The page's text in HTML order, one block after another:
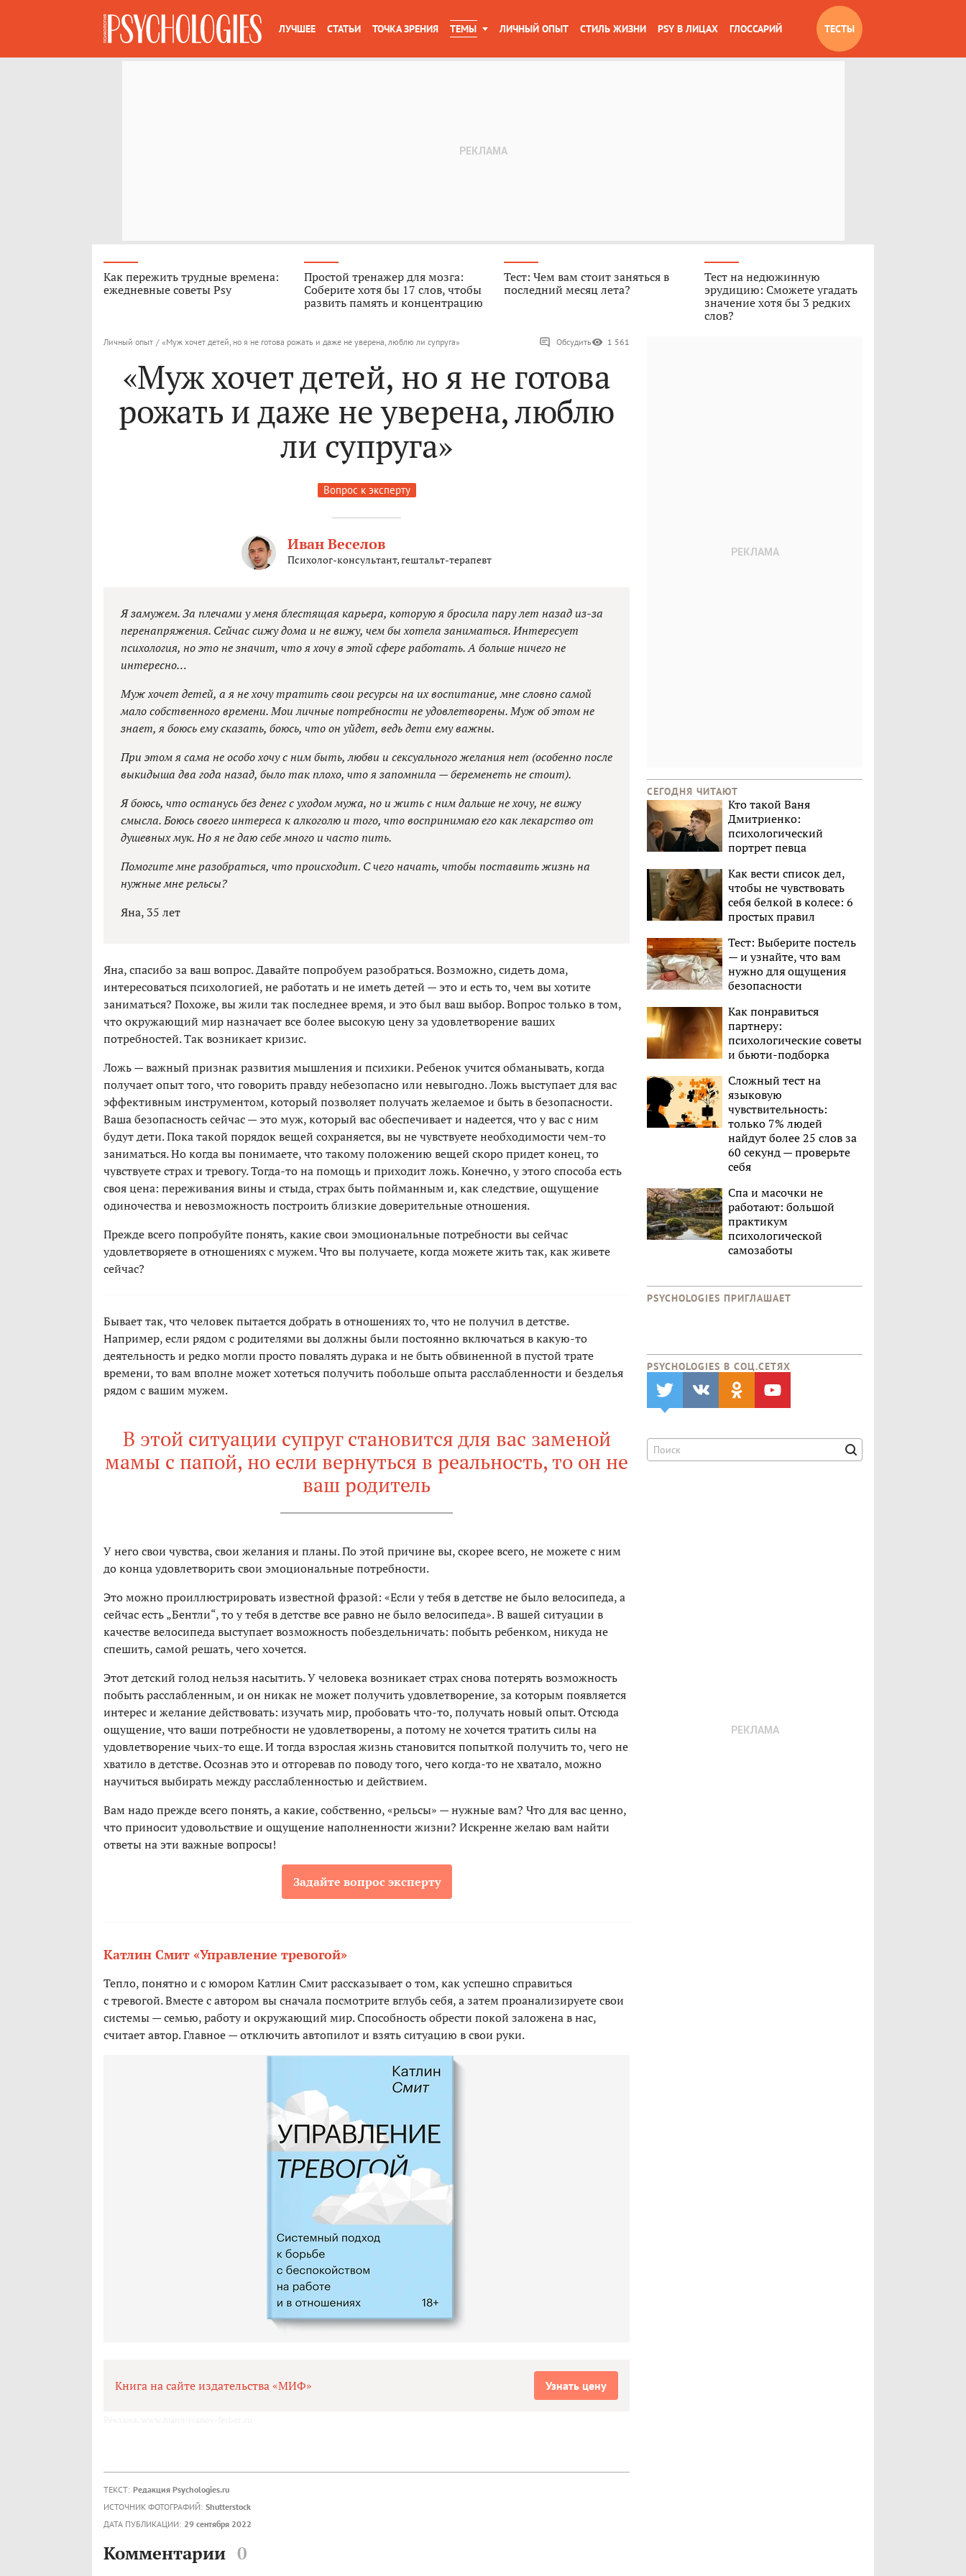
ЛУЧШЕЕ СТАТЬИ ТОЧКА ЗРЕНИЯ ТЕМЫ ЛИЧНЫЙ ОПЫТ СТИЛЬ ЖИЗНИ PSY В ЛИЦАХ ГЛОССАРИЙ ТЕСТЫ
Как пережить трудные времена:
ежедневные советы Psy
Простой тренажер для мозга:
Соберите хотя бы 17 слов, чтобы
развить память и концентрацию
Тест: Чем вам стоит заняться в
последний месяц лета?
Тест на недюжинную
эрудицию: Сможете угадать
значение хотя бы 3 редких
слов?
Личный опыт / «Муж хочет детей, но я не готова рожать и даже не уверена, люблю ли супруга» Обсудить 1 561
«Муж хочет детей, но я не готова
рожать и даже не уверена, люблю
ли супруга»
Вопрос к эксперту
Иван Веселов
Психолог-консультант, гештальт-терапевт
Я замужем. За плечами у меня блестящая карьера, которую я бросила пару лет назад из-за
перенапряжения. Сейчас сижу дома и не вижу, чем бы хотела заниматься. Интересует
психология, но это не значит, что я хочу в этой сфере работать. А больше ничего не
интересно…
Муж хочет детей, а я не хочу тратить свои ресурсы на их воспитание, мне словно самой
мало собственного времени. Мои личные потребности не удовлетворены. Муж об этом не
знает, я боюсь ему сказать, боюсь, что он уйдет, ведь дети ему важны.
При этом я сама не особо хочу с ним быть, любви и сексуального желания нет (особенно после
выкидыша два года назад, было так плохо, что я запомнила — беременеть не стоит).
Я боюсь, что останусь без денег с уходом мужа, но и жить с ним дальше не хочу, не вижу
смысла. Боюсь своего интереса к алкоголю и того, что воспринимаю его как лекарство от
душевных мук. Но я не даю себе много и часто пить.
Помогите мне разобраться, что происходит. С чего начать, чтобы поставить жизнь на
нужные мне рельсы?
Яна, 35 лет
Яна, спасибо за ваш вопрос. Давайте попробуем разобраться. Возможно, сидеть дома,
интересоваться психологией, не работать и не иметь детей — это и есть то, чем вы хотите
заниматься? Похоже, вы жили так последнее время, и это был ваш выбор. Вопрос только в том,
что окружающий мир назначает все более высокую цену за удовлетворение ваших
потребностей. Так возникает кризис.
Ложь — важный признак развития мышления и психики. Ребенок учится обманывать, когда
получает опыт того, что говорить правду небезопасно или невыгодно. Ложь выступает для вас
эффективным инструментом, который позволяет получать желаемое и быть в безопасности.
Ваша безопасность сейчас — это муж, который вас обеспечивает и надеется, что у вас с ним
будут дети. Пока такой порядок вещей сохраняется, вы не чувствуете необходимости чем-то
заниматься. Но когда вы понимаете, что такому положению вещей скоро придет конец, то
чувствуете страх и тревогу. Тогда-то на помощь и приходит ложь. Конечно, у этого способа есть
своя цена: переживания вины и стыда, страх быть пойманным и, как следствие, ощущение
одиночества и невозможность построить близкие доверительные отношения.
Прежде всего попробуйте понять, какие свои эмоциональные потребности вы сейчас
удовлетворяете в отношениях с мужем. Что вы получаете, когда можете жить так, как живете
сейчас?
Бывает так, что человек пытается добрать в отношениях то, что не получил в детстве.
Например, если рядом с родителями вы должны были постоянно включаться в какую-то
деятельность и редко могли просто повалять дурака и не быть обвиненной в пустой трате
времени, то вам вполне может хотеться получить побольше опыта расслабленности и безделья
рядом с вашим мужем.
В этой ситуации супруг становится для вас заменой
мамы с папой, но если вернуться в реальность, то он не
ваш родитель
У него свои чувства, свои желания и планы. По этой причине вы, скорее всего, не можете с ним
до конца удовлетворить свои эмоциональные потребности.
Это можно проиллюстрировать известной фразой: «Если у тебя в детстве не было велосипеда, а
сейчас есть „Бентли“, то у тебя в детстве все равно не было велосипеда». В вашей ситуации в
качестве велосипеда выступает возможность побездельничать: побыть ребенком, никуда не
спешить, самой решать, чего хочется.
Этот детский голод нельзя насытить. У человека возникает страх снова потерять возможность
побыть расслабленным, и он никак не может получить удовлетворение, за которым появляется
интерес и желание действовать: изучать мир, пробовать что-то, получать новый опыт. Отсюда
ощущение, что ваши потребности не удовлетворены, а потому не хочется тратить силы на
удовлетворение чьих-то еще. И тогда взрослая жизнь становится попыткой получить то, чего не
хватило в детстве. Осознав это и отгоревав по поводу того, чего когда-то не хватало, можно
научиться выбирать между расслабленностью и действием.
Вам надо прежде всего понять, а какие, собственно, «рельсы» — нужные вам? Что для вас ценно,
что приносит удовольствие и ощущение наполненности жизни? Искренне желаю вам найти
ответы на эти важные вопросы!
Задайте вопрос эксперту
Катлин Смит «Управление тревогой»
Тепло, понятно и с юмором Катлин Смит рассказывает о том, как успешно справиться
с тревогой. Вместе с автором вы сначала посмотрите вглубь себя, а затем проанализируете свои
системы — семью, работу и окружающий мир. Способность обрести покой заложена в нас,
считает автор. Главное — отключить автопилот и взять ситуацию в свои руки.
Книга на сайте издательства «МИФ» Узнать цену
ТЕКСТ: Редакция Psychologies.ru
ИСТОЧНИК ФОТОГРАФИЙ: Shutterstock
ДАТА ПУБЛИКАЦИИ: 29 сентября 2022
Комментарии 0
СЕГОДНЯ ЧИТАЮТ
Кто такой Ваня
Дмитриенко:
психологический
портрет певца
Как вести список дел,
чтобы не чувствовать
себя белкой в колесе: 6
простых правил
Тест: Выберите постель
— и узнайте, что вам
нужно для ощущения
безопасности
Как понравиться
партнеру:
психологические советы
и бьюти-подборка
Сложный тест на
языковую
чувствительность:
только 7% людей
найдут более 25 слов за
60 секунд — проверьте
себя
Спа и масочки не
работают: большой
практикум
психологической
самозаботы
PSYCHOLOGIES ПРИГЛАШАЕТ
PSYCHOLOGIES В CОЦ.СЕТЯХ